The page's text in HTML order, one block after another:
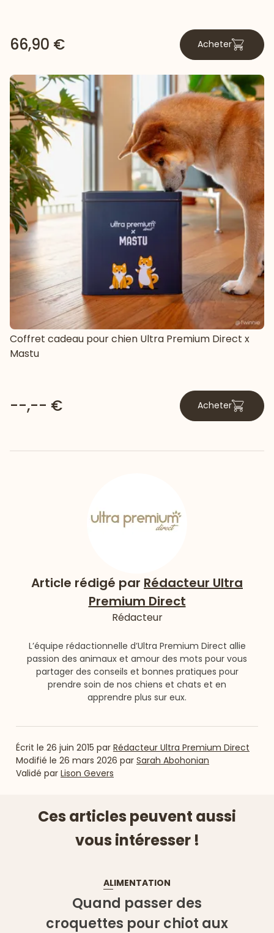
66,90 € Acheter
Coffret cadeau pour chien Ultra Premium Direct x
Mastu
--,-- € Acheter
Article rédigé par Rédacteur Ultra
Premium Direct
Rédacteur
L’équipe rédactionnelle d’Ultra Premium Direct allie
passion des animaux et amour des mots pour vous
partager des conseils et bonnes pratiques pour
prendre soin de nos chiens et chats et en
apprendre plus sur eux.
Écrit le 26 juin 2015 par Rédacteur Ultra Premium Direct
Modifié le 26 mars 2026 par Sarah Abohonian
Validé par Lison Gevers
Ces articles peuvent aussi
vous intéresser !
ALIMENTATION
Quand passer des
croquettes pour chiot aux